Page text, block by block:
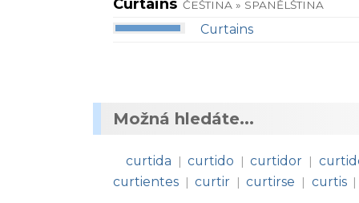
Curtains ČEŠTINA » SPANĚLŠTINA
Curtains
Možná hledáte...
curtida | curtido | curtidor |
curtientes | curtir | curtirse | curtis |